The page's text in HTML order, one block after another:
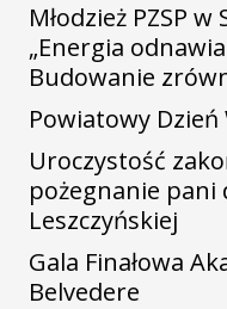
Młodzież PZSP
„Energia
Budowanie
Powiatowy
Uroczystość
pożegnanie
Leszczyńskiej
Gala Finałowa
Belvedere